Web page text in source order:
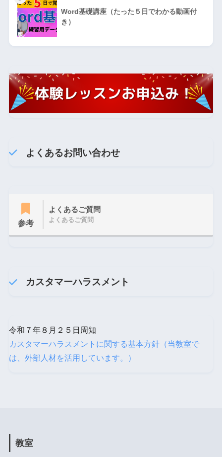
Word基礎講座（たった５日でわかる動画付
き）
よくあるお問い合わせ
参考
よくあるご質問
よくあるご質問
カスタマーハラスメント
令和７年８月２５日周知
カスタマーハラスメントに関する基本方針（当教室で
は、外部人材を活用しています。）
教室